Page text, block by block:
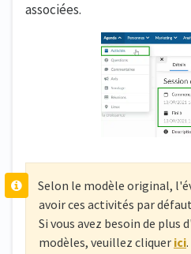
associées.
Selon le modèle original,
avoir ces activités par
Si vous avez besoin de
modèles, veuillez cliquer ici.